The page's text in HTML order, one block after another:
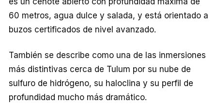
60 metros, agua dulce y salada, y está orientado a
buzos certificados de nivel avanzado.
También se describe como una de las inmersiones
más distintivas cerca de Tulum por su nube de
sulfuro de hidrógeno, su haloclina y su perfil de
profundidad mucho más dramático.